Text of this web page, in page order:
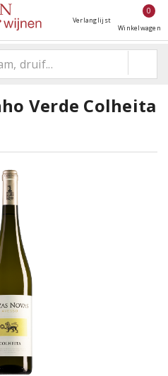
Verlanglijst
0
Winkelwagen
Verde Colheita